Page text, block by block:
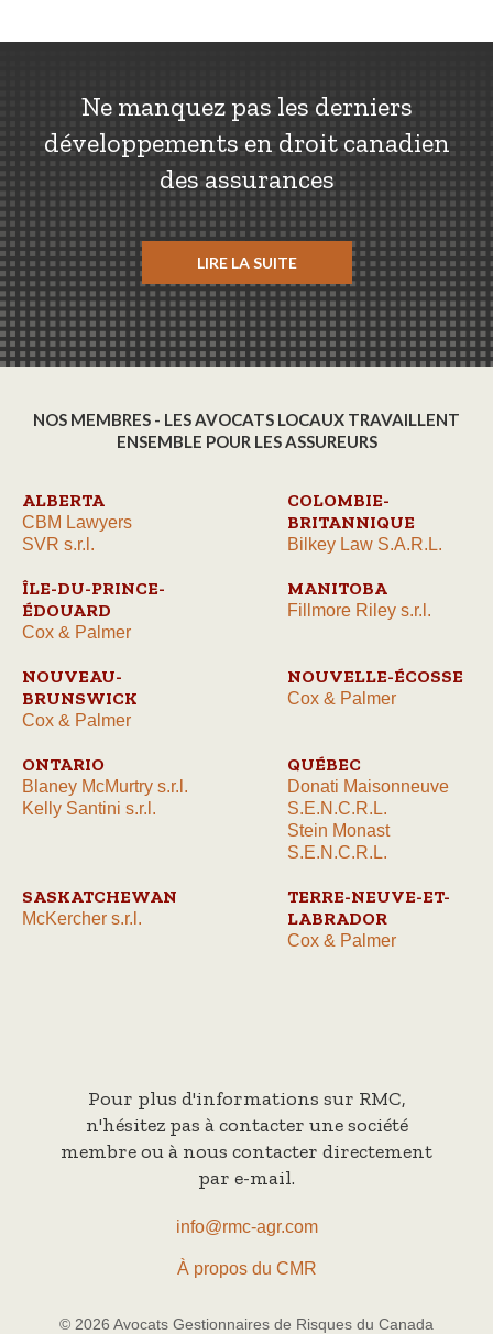
Ne manquez pas les derniers
développements en droit canadien
des assurances
LIRE LA SUITE
NOS MEMBRES - LES AVOCATS LOCAUX TRAVAILLENT
ENSEMBLE POUR LES ASSUREURS
ALBERTA
CBM Lawyers
SVR s.r.l.
COLOMBIE-
BRITANNIQUE
Bilkey Law S.A.R.L.
ÎLE-DU-PRINCE-
ÉDOUARD
Cox & Palmer
MANITOBA
Fillmore Riley s.r.l.
NOUVEAU-
BRUNSWICK
Cox & Palmer
NOUVELLE-ÉCOSSE
Cox & Palmer
ONTARIO
Blaney McMurtry s.r.l.
Kelly Santini s.r.l.
QUÉBEC
Donati Maisonneuve
S.E.N.C.R.L.
Stein Monast
S.E.N.C.R.L.
SASKATCHEWAN
McKercher s.r.l.
TERRE-NEUVE-ET-
LABRADOR
Cox & Palmer
Pour plus d'informations sur RMC,
n'hésitez pas à contacter une société
membre ou à nous contacter directement
par e-mail.
info@rmc-agr.com
À propos du CMR
© 2026 Avocats Gestionnaires de Risques du Canada